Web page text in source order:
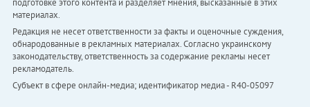
материалах.
Редакция не несет ответственности за факты и оценочные суждения,
обнародованные в рекламных материалах. Согласно украинскому
законодательству, ответственность за содержание рекламы несет
рекламодатель.
Субъект в сфере онлайн-медиа; идентификатор медиа - R40-05097